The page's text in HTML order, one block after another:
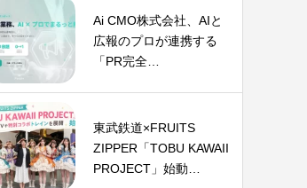
Ai CMO株式会社、AIと
広報のプロが連携する
「PR完全…
東武鉄道×FRUITS
ZIPPER「TOBU KAWAII
PROJECT」始動…